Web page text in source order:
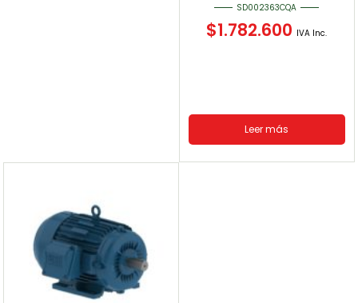
SD002363CQA
$1.782.600 IVA Inc.
Leer más